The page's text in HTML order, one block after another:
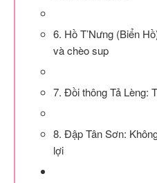
6. Hồ T’Nưng (Biển
và chèo sup
7. Đồi thông Tả Lèng:
8. Đập Tân Sơn:
lợi